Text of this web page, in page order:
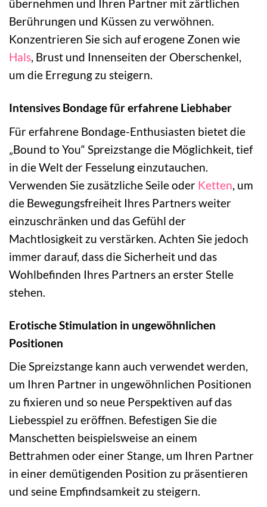
übernehmen und Ihren Partner mit zärtlichen
Berührungen und Küssen zu verwöhnen.
Konzentrieren Sie sich auf erogene Zonen wie
Hals, Brust und Innenseiten der Oberschenkel,
um die Erregung zu steigern.
Intensives Bondage für erfahrene Liebhaber
Für erfahrene Bondage-Enthusiasten bietet die
„Bound to You“ Spreizstange die Möglichkeit, tief
in die Welt der Fesselung einzutauchen.
Verwenden Sie zusätzliche Seile oder Ketten, um
die Bewegungsfreiheit Ihres Partners weiter
einzuschränken und das Gefühl der
Machtlosigkeit zu verstärken. Achten Sie jedoch
immer darauf, dass die Sicherheit und das
Wohlbefinden Ihres Partners an erster Stelle
stehen.
Erotische Stimulation in ungewöhnlichen
Positionen
Die Spreizstange kann auch verwendet werden,
um Ihren Partner in ungewöhnlichen Positionen
zu fixieren und so neue Perspektiven auf das
Liebesspiel zu eröffnen. Befestigen Sie die
Manschetten beispielsweise an einem
Bettrahmen oder einer Stange, um Ihren Partner
in einer demütigenden Position zu präsentieren
und seine Empfindsamkeit zu steigern.